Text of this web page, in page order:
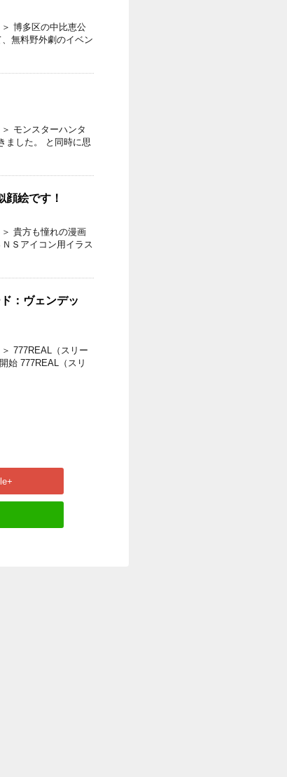
博多区の中比恵公
無料野外劇のイベン
モンスターハンタ
ました。 と同時に思
絵です！
貴方も憧れの漫画
Ｓアイコン用イラス
：ヴェンデッ
777REAL（スリー
始 777REAL（スリ